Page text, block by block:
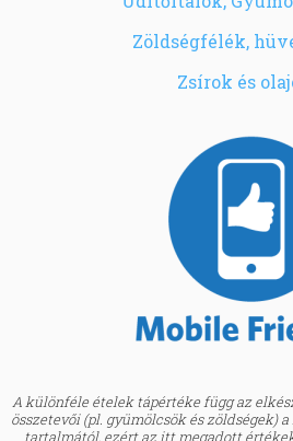
Zöldségfélék,
Zsírok és
A különféle ételek tápértéke függ az
összetevői (pl. gyümölcsök és zöldségek)
tartalmától, ezért az itt megadott